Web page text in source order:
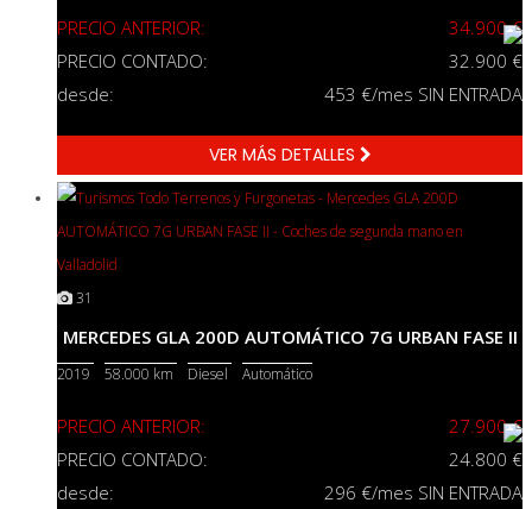
PRECIO ANTERIOR:
34.900 €
PRECIO CONTADO:
32.900 €
desde:
453 €/mes SIN ENTRADA
VER MÁS DETALLES
31
MERCEDES GLA 200D AUTOMÁTICO 7G URBAN FASE II
2019 58.000 km Diesel Automático
PRECIO ANTERIOR:
27.900 €
PRECIO CONTADO:
24.800 €
desde:
296 €/mes SIN ENTRADA